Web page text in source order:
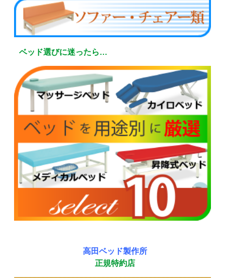
ベッド選びに迷ったら…
高田ベッド製作所
正規特約店